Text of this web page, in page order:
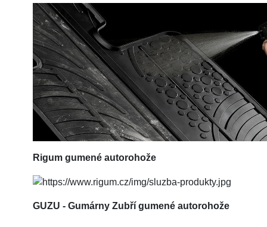
Rigum gumené autorohože
GUZU - Gumárny Zubří gumené autorohože